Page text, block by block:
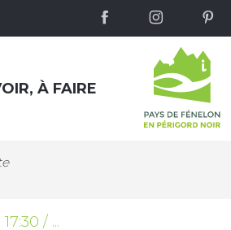
À FAIRE
/ ...